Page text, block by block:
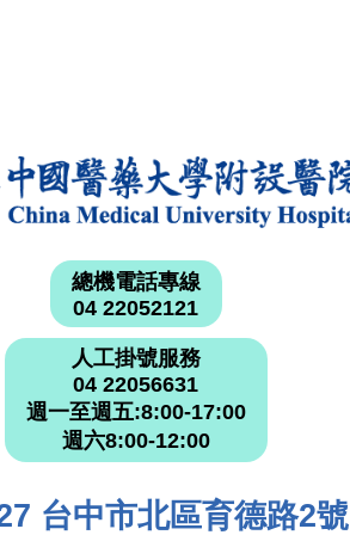
總機電話專線
04 22052121
人工掛號服務
04 22056631
週一至週五:8:00-17:00
週六8:00-12:00
台中市北區育德路2號